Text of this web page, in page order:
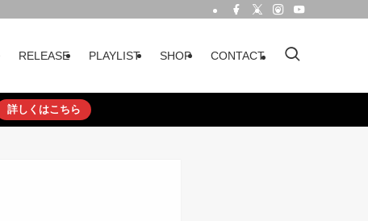
RELEASE PLAYLIST SHOP CONTACT
詳しくはこちら